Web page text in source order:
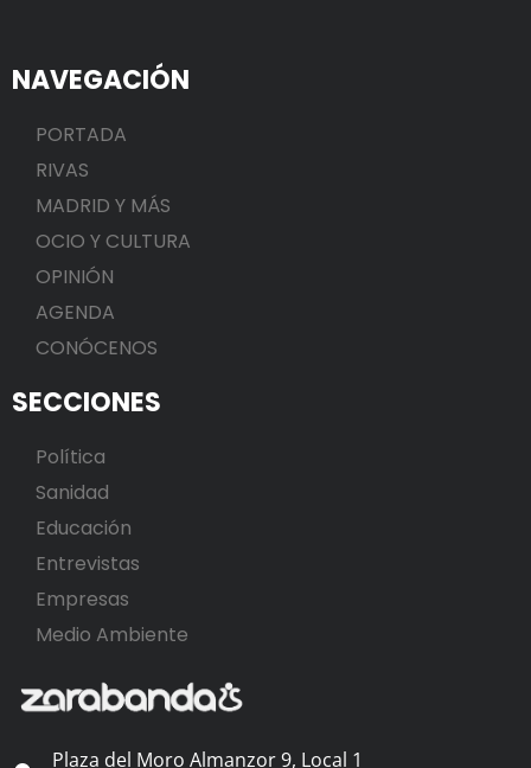
NAVEGACIÓN
PORTADA
RIVAS
MADRID Y MÁS
OCIO Y CULTURA
OPINIÓN
AGENDA
CONÓCENOS
SECCIONES
Política
Sanidad
Educación
Entrevistas
Empresas
Medio Ambiente
Plaza del Moro Almanzor 9, Local 1